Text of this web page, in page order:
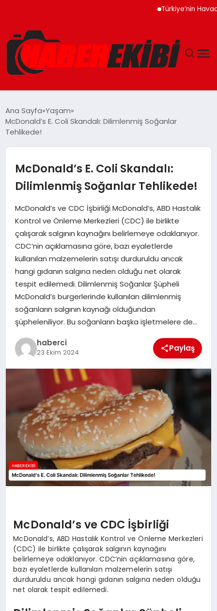
Türkiye’nin Havacılık
GÜNCEL
MAGAZIN
SAĞLIK
SPOR
TEKNOLOJI
YAŞAM
Ana Sayfa Yaşam
McDonald’s E. Coli Skandalı: Dilimlenmiş Soğanlar
Tehlikede!
McDonald’s E. Coli Skandalı:
Dilimlenmiş Soğanlar Tehlikede!
McDonald’s ve CDC İşbirliği McDonald’s, ABD Hastalık
Kontrol ve Önleme Merkezleri (CDC) ile birlikte
çalışarak salgının kaynağını belirlemeye odaklanıyor.
CDC’nin açıklamasına göre, bazı eyaletlerde
kullanılan malzemelerin satışı durduruldu ancak
hangi gıdanın salgına neden olduğu net olarak
tespit edilemedi. Dilimlenmiş Soğanlar Şüpheli
McDonald’s burgerlerinde kullanılan dilimlenmiş
soğanların salgının kaynağı olduğundan
şüpheleniliyor. Bu soğanların başka işletmelere de…
haberci
23 Ekim 2024 Paylaş
McDonald’s ve CDC İşbirliği
McDonald’s, ABD Hastalık Kontrol ve Önleme Merkezleri
(CDC) ile birlikte çalışarak salgının kaynağını
belirlemeye odaklanıyor. CDC’nin açıklamasına göre,
bazı eyaletlerde kullanılan malzemelerin satışı
durduruldu ancak hangi gıdanın salgına neden olduğu
net olarak tespit edilemedi.